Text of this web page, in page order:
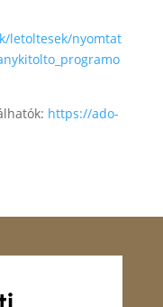
letoltesek/nyomtat
https://ado-